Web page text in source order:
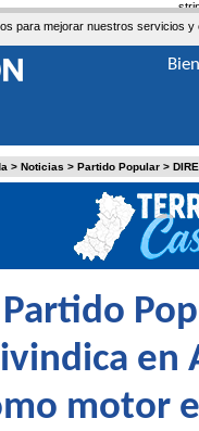
para mejorar nuestros servicios
> Noticias > Partido Popular >
Partido
en
motor